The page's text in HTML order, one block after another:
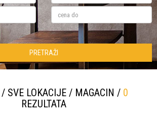
PRETRAŽI
/ SVE LOKACIJE / MAGACIN / 0
REZULTATA